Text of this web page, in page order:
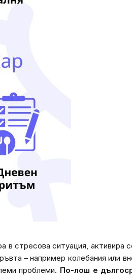
в стресова ситуация, активира
– например колебания или
проблеми. По-лош е